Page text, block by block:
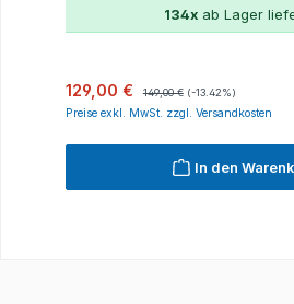
134x ab Lager
Verkaufspreis:
129,00 € 149,00 € (-13.42%)
Preise exkl. MwSt. zzgl. Versandkosten
In den